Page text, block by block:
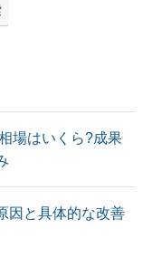
場はいくら?成果
因と具体的な改善